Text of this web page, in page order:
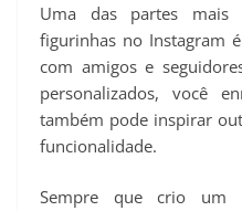
Uma das partes mais
figurinhas no Instagram
com amigos e
personalizados, você
também pode inspirar
funcionalidade.
Sempre que crio um